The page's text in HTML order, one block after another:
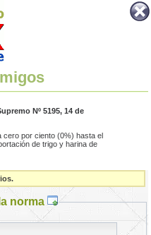
Nº 5195, 14 de
cero por ciento (0%) hasta el
de trigo y harina de
norma